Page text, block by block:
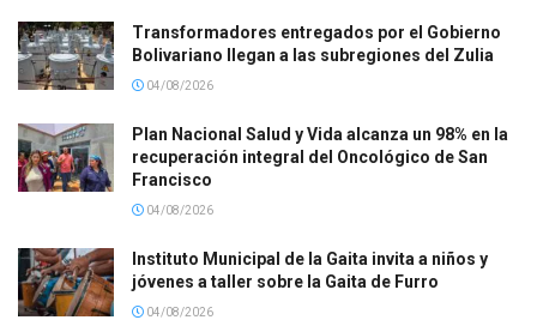
Transformadores entregados por el Gobierno
Bolivariano llegan a las subregiones del Zulia
04/08/2026
Plan Nacional Salud y Vida alcanza un 98% en la
recuperación integral del Oncológico de San
Francisco
04/08/2026
Instituto Municipal de la Gaita invita a niños y
jóvenes a taller sobre la Gaita de Furro
04/08/2026